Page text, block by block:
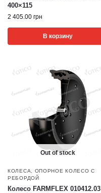
400×115
2 405.00 грн
В корзину
Out of stock
КОЛЕСА
ОПОРНОЕ КОЛЕСО С
РЕБОРДОЙ
Колесо FARMFLEX 010412.03